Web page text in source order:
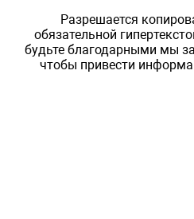
Разрешается
обязательной
будьте благодарными мы
чтобы привести